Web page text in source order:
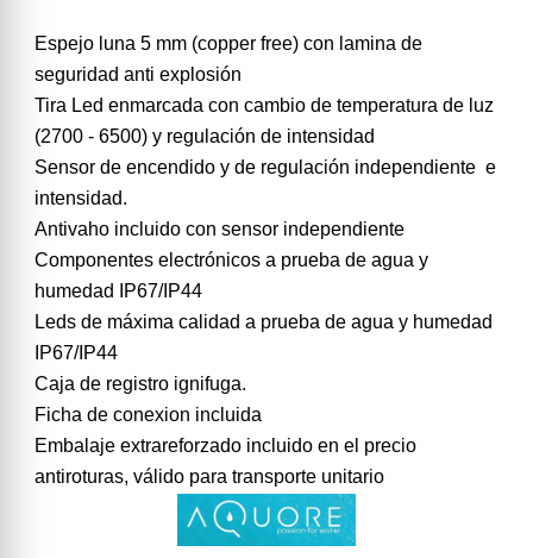
Espejo luna 5 mm (copper free) con lamina de
seguridad anti explosión
Tira Led enmarcada con cambio de temperatura de luz
(2700 - 6500) y regulación de intensidad
Sensor de encendido y de regulación independiente e
intensidad.
Antivaho incluido con sensor independiente
Componentes electrónicos a prueba de agua y
humedad IP67/IP44
Leds de máxima calidad a prueba de agua y humedad
IP67/IP44
Caja de registro ignifuga.
Ficha de conexion incluida
Embalaje extrareforzado incluido en el precio
antiroturas, válido para transporte unitario